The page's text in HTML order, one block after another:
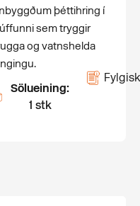
þéttihring í
sem tryggir
og vatnshelda
Sölueining:
1 stk